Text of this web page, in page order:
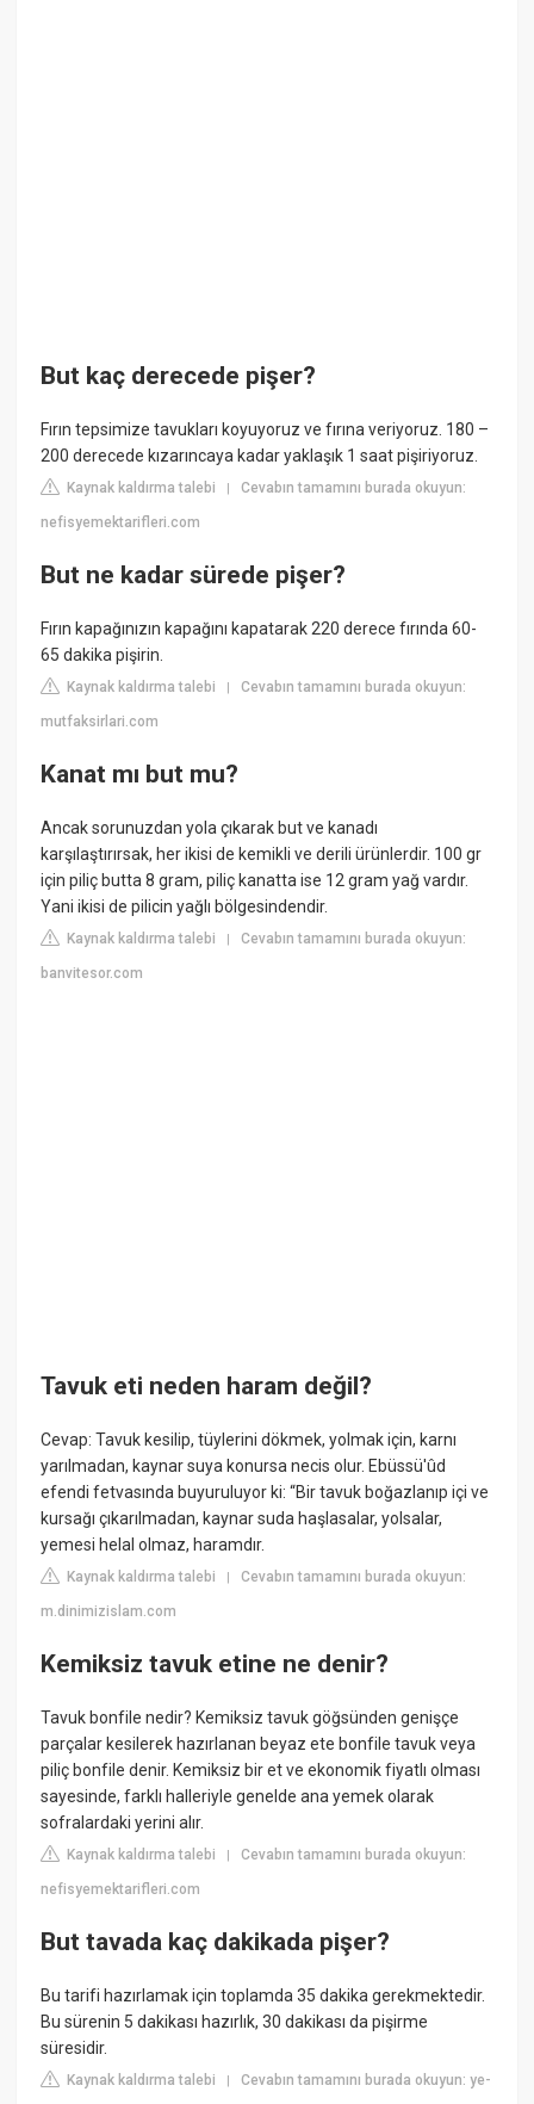
But kaç derecede pişer?
Fırın tepsimize tavukları koyuyoruz ve fırına veriyoruz. 180 –
200 derecede kızarıncaya kadar yaklaşık 1 saat pişiriyoruz.
Kaynak kaldırma talebi |Cevabın tamamını burada okuyun:
nefisyemektarifleri.com
But ne kadar sürede pişer?
Fırın kapağınızın kapağını kapatarak 220 derece fırında 60-
65 dakika pişirin.
Kaynak kaldırma talebi |Cevabın tamamını burada okuyun:
mutfaksirlari.com
Kanat mı but mu?
Ancak sorunuzdan yola çıkarak but ve kanadı
karşılaştırırsak, her ikisi de kemikli ve derili ürünlerdir. 100 gr
için piliç butta 8 gram, piliç kanatta ise 12 gram yağ vardır.
Yani ikisi de pilicin yağlı bölgesindendir.
Kaynak kaldırma talebi |Cevabın tamamını burada okuyun:
banvitesor.com
Tavuk eti neden haram değil?
Cevap: Tavuk kesilip, tüylerini dökmek, yolmak için, karnı
yarılmadan, kaynar suya konursa necis olur. Ebüssü'ûd
efendi fetvasında buyuruluyor ki: “Bir tavuk boğazlanıp içi ve
kursağı çıkarılmadan, kaynar suda haşlasalar, yolsalar,
yemesi helal olmaz, haramdır.
Kaynak kaldırma talebi |Cevabın tamamını burada okuyun:
m.dinimizislam.com
Kemiksiz tavuk etine ne denir?
Tavuk bonfile nedir? Kemiksiz tavuk göğsünden genişçe
parçalar kesilerek hazırlanan beyaz ete bonfile tavuk veya
piliç bonfile denir. Kemiksiz bir et ve ekonomik fiyatlı olması
sayesinde, farklı halleriyle genelde ana yemek olarak
sofralardaki yerini alır.
Kaynak kaldırma talebi |Cevabın tamamını burada okuyun:
nefisyemektarifleri.com
But tavada kaç dakikada pişer?
Bu tarifi hazırlamak için toplamda 35 dakika gerekmektedir.
Bu sürenin 5 dakikası hazırlık, 30 dakikası da pişirme
süresidir.
Kaynak kaldırma talebi |Cevabın tamamını burada okuyun: ye-